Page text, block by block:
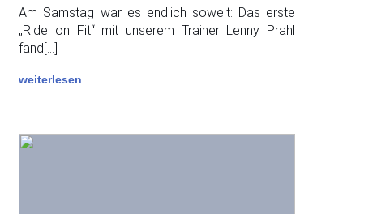
Am Samstag war es endlich soweit: Das erste
„Ride on Fit“ mit unserem Trainer Lenny Prahl
fand[…]
weiterlesen